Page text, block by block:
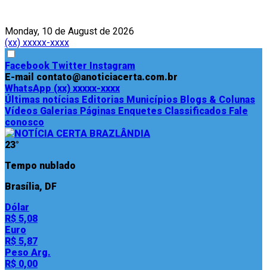
Monday, 10 de August de 2026
(xx) xxxxx-xxxx
Facebook Twitter Instagram
E-mail contato@anoticiacerta.com.br
WhatsApp (xx) xxxxx-xxxx
Últimas notícias Editorias Municípios Blogs & Colunas
Vídeos Galerias Páginas Enquetes Classificados Fale
conosco
23°
Tempo nublado
Brasília, DF
Dólar
R$ 5,08
Euro
R$ 5,87
Peso Arg.
R$ 0,00